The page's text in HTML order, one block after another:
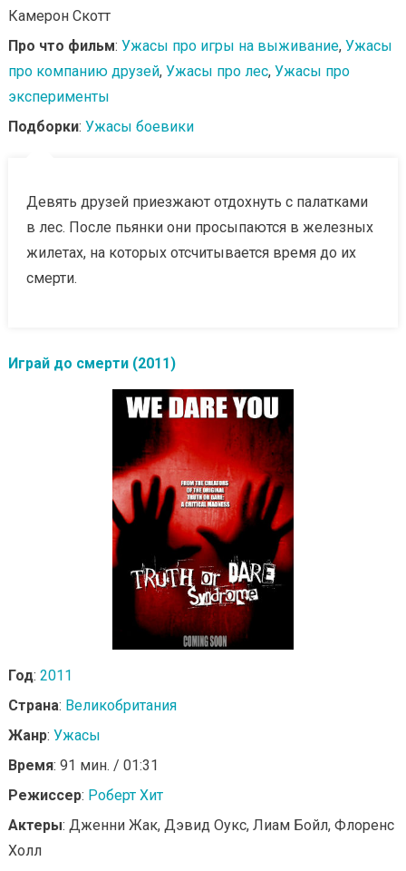
Камерон Скотт
Про что фильм: Ужасы про игры на выживание, Ужасы
про компанию друзей, Ужасы про лес, Ужасы про
эксперименты
Подборки: Ужасы боевики
Девять друзей приезжают отдохнуть с палатками
в лес. После пьянки они просыпаются в железных
жилетах, на которых отсчитывается время до их
смерти.
Играй до смерти (2011)
Год: 2011
Страна: Великобритания
Жанр: Ужасы
Время: 91 мин. / 01:31
Режиссер: Роберт Хит
Актеры: Дженни Жак, Дэвид Оукс, Лиам Бойл, Флоренс
Холл